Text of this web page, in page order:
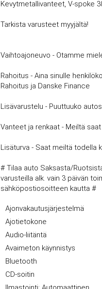
Kevytmetallivanteet, V-spoke
Tarkista varusteet myyjältä!
Vaihtoajoneuvo - Otamme
Rahoitus - Aina sinulle
Rahoitus ja Danske Finance
Lisävarustelu - Puuttuuko
Vanteet ja renkaat - Meiltä
Lisäturva - Saat meiltä todella
# Tilaa auto Saksasta/
varusteilla alk. vain 3 päivän
sähköpostiosoitteen kautta #
Ajonvakautusjärjestelmä
Ajotietokone
Audio-liitäntä
Avaimeton käynnistys
Bluetooth
CD-soitin